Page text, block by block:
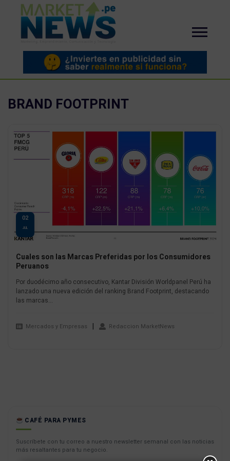
BRAND FOOTPRINT
02
JUL
Cuales son las Marcas Preferidas por los Consumidores
Peruanos
Por duodécimo año consecutivo, Kantar División Worldpanel Perú ha
lanzado una nueva edición del ranking Brand Footprint, destacando
las marcas...
Mercados y Empresas Redaccion MarketNews
CAFÉ PARA PYMES
Suscríbete con tu correo a nuestro newsletter semanal con las noticias
más resaltantes para tu negocio.